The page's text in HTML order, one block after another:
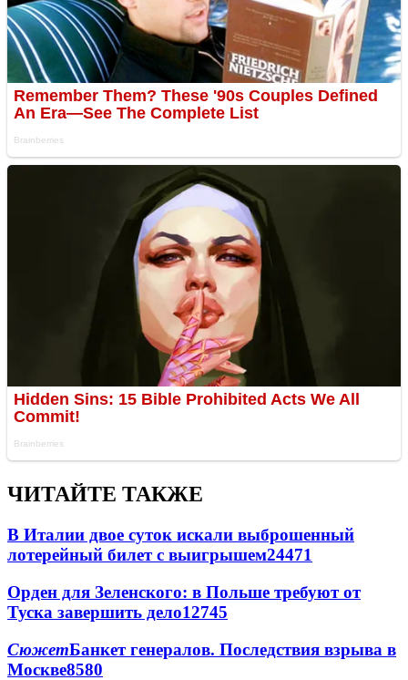
ЧИТАЙТЕ ТАКЖЕ
В Италии двое суток искали выброшенный
лотерейный билет с выигрышем24471
Орден для Зеленского: в Польше требуют от
Туска завершить дело12745
СюжетБанкет генералов. Последствия взрыва в
Москве8580